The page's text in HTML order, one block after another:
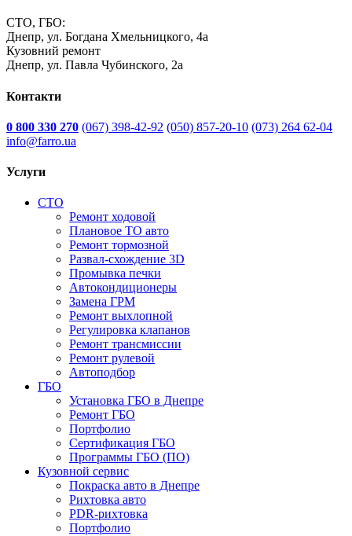
СТО, ГБО:
Днепр, ул. Богдана Хмельницкого, 4а
Кузовний ремонт
Днепр, ул. Павла Чубинского, 2а
Контакти
0 800 330 270 (067) 398-42-92 (050) 857-20-10 (073) 264 62-04
info@farro.ua
Услуги
СТО
Ремонт ходовой
Плановое ТО авто
Ремонт тормозной
Развал-схождение 3D
Промывка печки
Автокондиционеры
Замена ГРМ
Ремонт выхлопной
Регулировка клапанов
Ремонт трансмиссии
Ремонт рулевой
Автоподбор
ГБО
Установка ГБО в Днепре
Ремонт ГБО
Портфолио
Сертификация ГБО
Программы ГБО (ПО)
Кузовной сервис
Покраска авто в Днепре
Рихтовка авто
PDR-рихтовка
Портфолио